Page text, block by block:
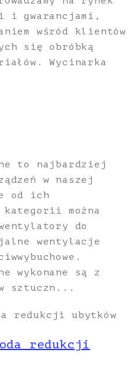
i gwarancjami,
wśród klientów
się obróbką
Wycinarka
to najbardziej
w naszej
od ich
można
do
wentylacje
wykonane są z
sztuczn...
redukcji